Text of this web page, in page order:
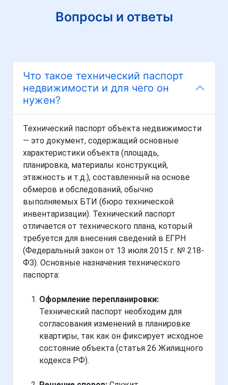
Вопросы и ответы
Что такое технический паспорт
недвижимости и для чего он
нужен?
Технический паспорт объекта недвижимости
— это документ, содержащий основные
характеристики объекта (площадь,
планировка, материалы конструкций,
этажность и т.д.), составленный на основе
обмеров и обследований, обычно
выполняемых БТИ (бюро технической
инвентаризации). Технический паспорт
отличается от технического плана, который
требуется для внесения сведений в ЕГРН
(Федеральный закон от 13 июля 2015 г. № 218-
ФЗ). Основные назначения технического
паспорта:
Оформление перепланировки:
Технический паспорт необходим для
согласования изменений в планировке
квартиры, так как он фиксирует исходное
состояние объекта (статья 26 Жилищного
кодекса РФ).